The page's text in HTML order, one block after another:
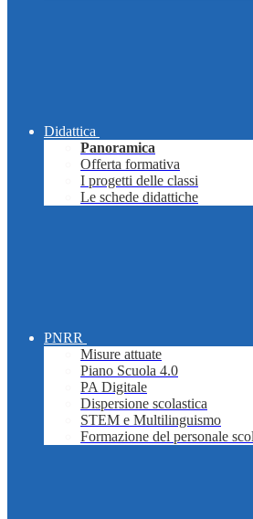
Didattica
Panoramica
Offerta formativa
I progetti delle classi
Le schede didattiche
PNRR
Misure attuate
Piano Scuola 4.0
PA Digitale
Dispersione scolastica
STEM e Multilinguismo
Formazione del personale